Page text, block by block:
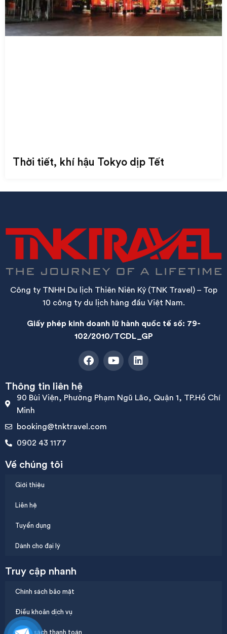
Thời tiết, khí hậu Tokyo dịp Tết
Công ty TNHH Du lịch Thiên Niên Kỷ (TNK Travel) – Top
10 công ty du lịch hàng đầu Việt Nam.
Giấy phép kinh doanh lữ hành quốc tế số: 79-
102/2010/TCDL_GP
Thông tin liên hệ
90 Bùi Viện, Phường Phạm Ngũ Lão, Quận 1, TP.Hồ Chí
Minh
booking@tnktravel.com
0902 43 1177
Về chúng tôi
Giới thiệu
Liên hệ
Tuyển dụng
Dành cho đại lý
Truy cập nhanh
Chính sách bảo mật
Điều khoản dịch vụ
Chính sách thanh toán